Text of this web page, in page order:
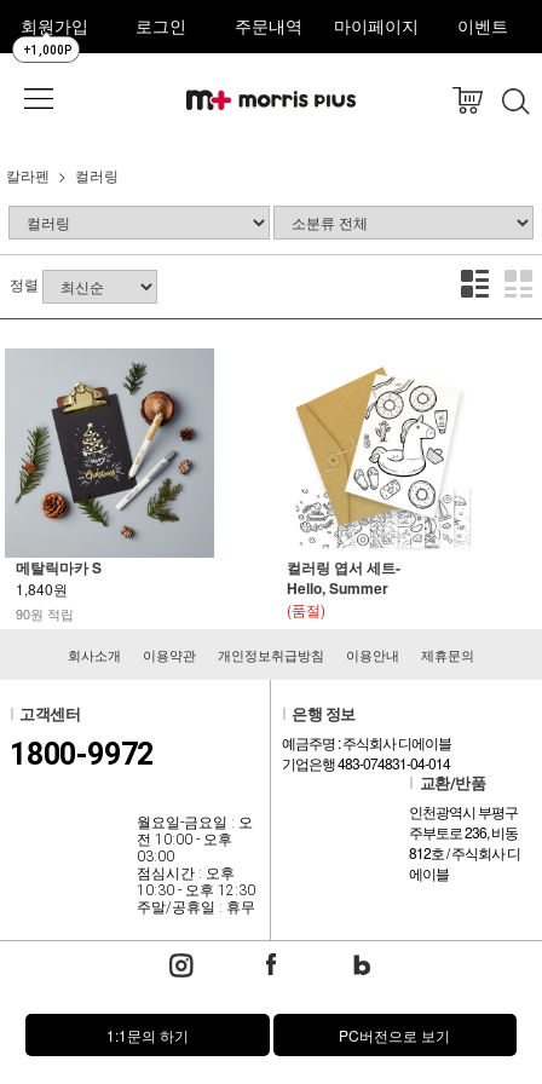
회원가입
+1,000P
로그인 주문내역 마이페이지 이벤트
칼라펜 컬러링
정렬
메탈릭마카 S
1,840원
90원 적립
컬러링 엽서 세트-
Hello, Summer
(품절)
회사소개 이용약관 개인정보취급방침 이용안내 제휴문의
고객센터
1800-9972
월요일-금요일 : 오
전 10:00 - 오후
03:00
점심시간 : 오후
10:30 - 오후 12:30
주말/공휴일 : 휴무
은행 정보
예금주명 : 주식회사 디에이블
기업은행 483-074831-04-014
교환/반품
인천광역시 부평구
주부토로 236, 비동
812호 / 주식회사 디
에이블
1:1문의 하기 PC버전으로 보기